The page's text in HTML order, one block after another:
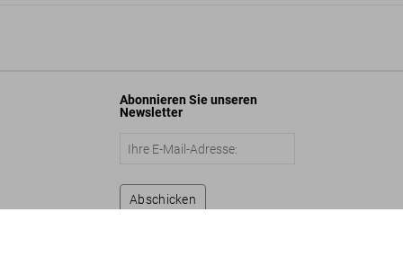
Abonnieren Sie unseren
Newsletter
Abschicken